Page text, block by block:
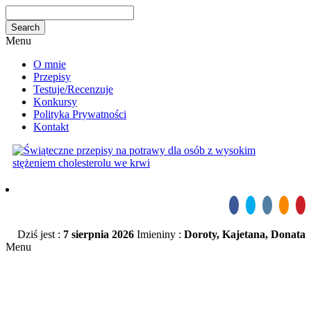
Menu
O mnie
Przepisy
Testuje/Recenzuje
Konkursy
Polityka Prywatności
Kontakt
Dziś jest : 7 sierpnia 2026 Imieniny : Doroty, Kajetana, Donata
Menu